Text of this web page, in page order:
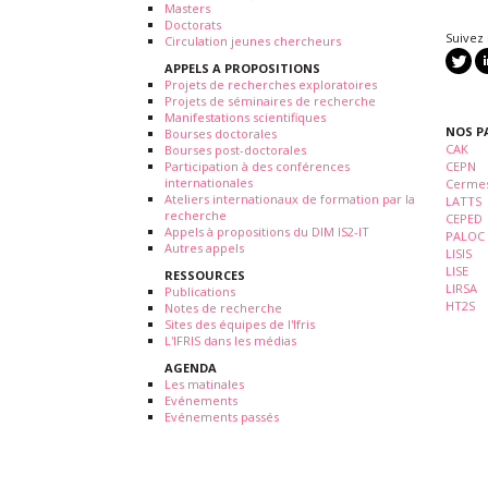
Masters
Doctorats
Circulation jeunes chercheurs
APPELS A PROPOSITIONS
Projets de recherches exploratoires
Projets de séminaires de recherche
Manifestations scientifiques
Bourses doctorales
Bourses post-doctorales
Participation à des conférences
internationales
Ateliers internationaux de formation par la
recherche
Appels à propositions du DIM IS2-IT
Autres appels
RESSOURCES
Publications
Notes de recherche
Sites des équipes de l'Ifris
L'IFRIS dans les médias
AGENDA
Les matinales
Evénements
Evénements passés
Suivez
NOS
CAK
CEPN
LATTS
CEPED
PALOC
LISIS
LISE
LIRSA
HT2S